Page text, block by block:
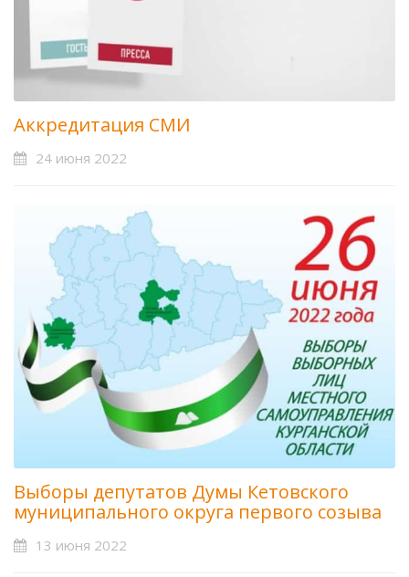
Аккредитация СМИ
24 июня 2022
Выборы депутатов Думы Кетовского
муниципального округа первого созыва
13 июня 2022